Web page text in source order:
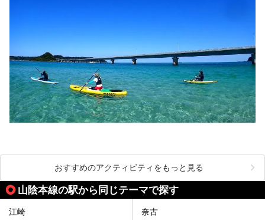
おすすめのアクティビティをもっと見る
山陰本線の駅から同じテーマで探す
江崎 奈古